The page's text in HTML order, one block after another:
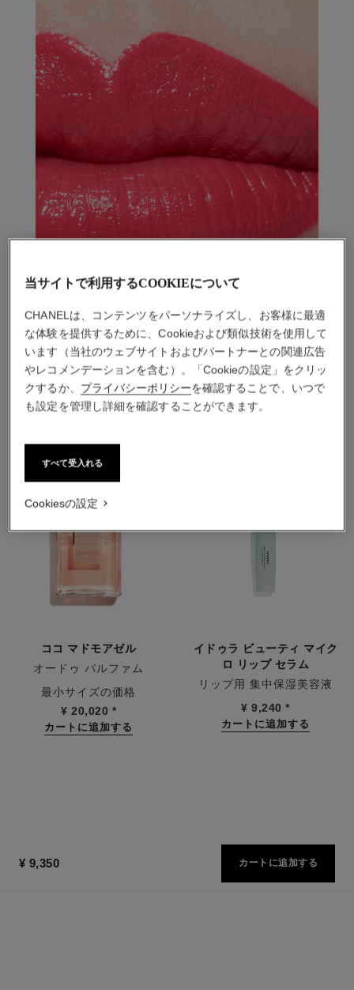
おすすめの製品
ココ マドモアゼル
オードゥ パルファム
参照番号116520
最小サイズの価格
¥ 20,020 *
カートに追加する
イドゥラ ビューティ マイク
ロ リップ セラム
リップ用 集中保湿美容液
¥ 9,240*
カートに追加する
¥ 9,350 カートに追加する
当サイトで利用するCOOKIEについて
CHANELは、コンテンツをパーソナライズし、お客様に最適
な体験を提供するために、Cookieおよび類似技術を使用して
います（当社のウェブサイトおよびパートナーとの関連広告
やレコメンデーションを含む）。「Cookieの設定」をクリッ
クするか、 プライバシーポリシーを確認することで、いつで
も設定を管理し詳細を確認することができます。
すべて受入れる
Cookiesの設定